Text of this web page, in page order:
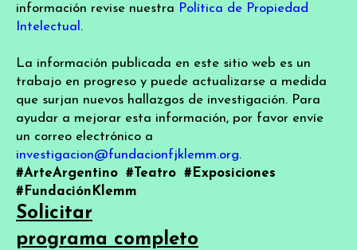
información revise nuestra Política de Propiedad
Intelectual .
La información publicada en este sitio web es un
trabajo en progreso y puede actualizarse a medida
que surjan nuevos hallazgos de investigación. Para
ayudar a mejorar esta información, por favor envíe
un correo electrónico a
investigacion@fundacionfjklemm.org.
#ArteArgentino #Teatro #Exposiciones
#FundaciónKlemm
Solicitar
programa completo